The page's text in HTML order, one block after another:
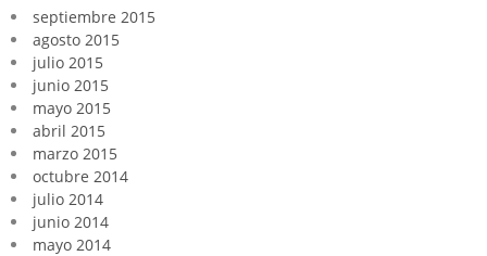
septiembre 2015
agosto 2015
julio 2015
junio 2015
mayo 2015
abril 2015
marzo 2015
octubre 2014
julio 2014
junio 2014
mayo 2014